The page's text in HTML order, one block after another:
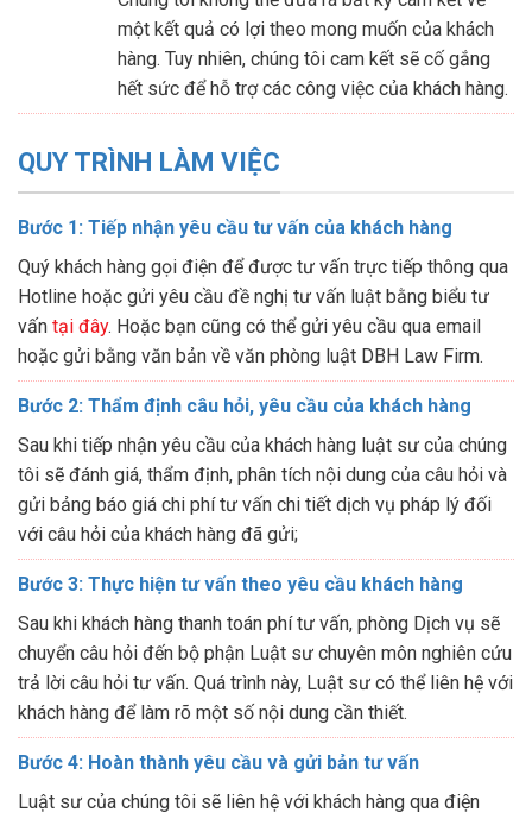
một kết quả có lợi theo mong muốn của khách
hàng. Tuy nhiên, chúng tôi cam kết sẽ cố gắng
hết sức để hỗ trợ các công việc của khách hàng.
QUY TRÌNH LÀM VIỆC
Bước 1: Tiếp nhận yêu cầu tư vấn của khách hàng
Quý khách hàng gọi điện để được tư vấn trực tiếp thông qua
Hotline hoặc gửi yêu cầu đề nghị tư vấn luật bằng biểu tư
vấn tại đây. Hoặc bạn cũng có thể gửi yêu cầu qua email
hoặc gửi bằng văn bản về văn phòng luật DBH Law Firm.
Bước 2: Thẩm định câu hỏi, yêu cầu của khách hàng
Sau khi tiếp nhận yêu cầu của khách hàng luật sư của chúng
tôi sẽ đánh giá, thẩm định, phân tích nội dung của câu hỏi và
gửi bảng báo giá chi phí tư vấn chi tiết dịch vụ pháp lý đối
với câu hỏi của khách hàng đã gửi;
Bước 3: Thực hiện tư vấn theo yêu cầu khách hàng
Sau khi khách hàng thanh toán phí tư vấn, phòng Dịch vụ sẽ
chuyển câu hỏi đến bộ phận Luật sư chuyên môn nghiên cứu
trả lời câu hỏi tư vấn. Quá trình này, Luật sư có thể liên hệ với
khách hàng để làm rõ một số nội dung cần thiết.
Bước 4: Hoàn thành yêu cầu và gửi bản tư vấn
Luật sư của chúng tôi sẽ liên hệ với khách hàng qua điện